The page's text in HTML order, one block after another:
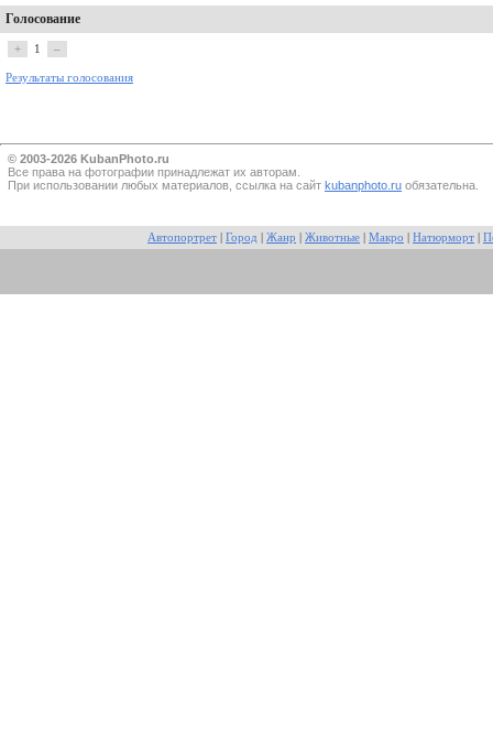
Голосование
+ 1 –
Результаты голосования
© 2003-2026 KubanPhoto.ru
Все прaва на фотографии принадлежат их авторам.
При использовании любых материалов, ссылка на сайт kubanphoto.ru обязательна.
Автопортрет Город Жанр Животные Макро Натюрморт